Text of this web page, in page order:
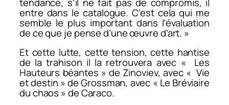
entre dans le catalogue. C’est cela qui me
semble le plus important dans l’évaluation
de ce que je pense d’une œuvre d’art. »
Et cette lutte, cette tension, cette hantise
de la trahison il la retrouvera avec « Les
Hauteurs béantes » de Zinoviev, avec « Vie
et destin » de Grossman, avec « Le Bréviaire
du chaos » de Caraco.